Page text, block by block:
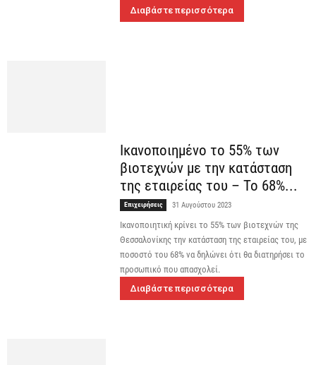
Διαβάστε περισσότερα
Ικανοποιημένο το 55% των
βιοτεχνών με την κατάσταση
της εταιρείας του – Το 68%...
Επιχειρήσεις 31 Αυγούστου 2023
Ικανοποιητική κρίνει το 55% των βιοτεχνών της
Θεσσαλονίκης την κατάσταση της εταιρείας του, με
ποσοστό του 68% να δηλώνει ότι θα διατηρήσει το
προσωπικό που απασχολεί.
Διαβάστε περισσότερα